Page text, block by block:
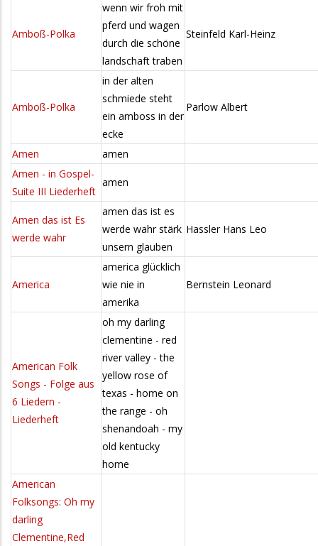
Amboß-Polka
wenn wir froh mit
pferd und wagen
durch die schöne
landschaft traben
Steinfeld Karl-Heinz
Amboß-Polka
in der alten
schmiede steht
ein amboss in der
ecke
Parlow Albert
Amen
amen
Amen - in Gospel-
Suite III Liederheft
amen
Amen das ist Es
werde wahr
amen das ist es
werde wahr stärk
unsern glauben
Hassler Hans Leo
America
america glücklich
wie nie in
amerika
Bernstein Leonard
American Folk
Songs - Folge aus
6 Liedern -
Liederheft
oh my darling
clementine - red
river valley - the
yellow rose of
texas - home on
the range - oh
shenandoah - my
old kentucky
home
American
Folksongs: Oh my
darling
Clementine,Red